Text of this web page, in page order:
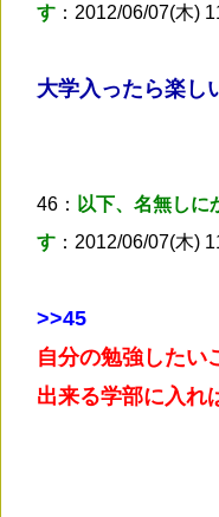
す ：2012/06/07(木)
大学入ったら楽し
46： 以下、名無しに
す ：2012/06/07(木)
>>45
自分の勉強したい
出来る学部に入れ